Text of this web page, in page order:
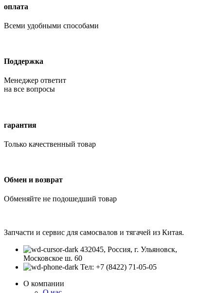
оплата
Всеми удобными способами
Поддержка
Менеджер ответит
на все вопросы
гарантия
Только качественный товар
Обмен и возврат
Обменяйте не подошедший товар
Запчасти и сервис для самосвалов и тягачей из Китая.
432045, Россия, г. Ульяновск,
Московское ш. 60
Тел: +7 (8422) 71-05-05
О компании